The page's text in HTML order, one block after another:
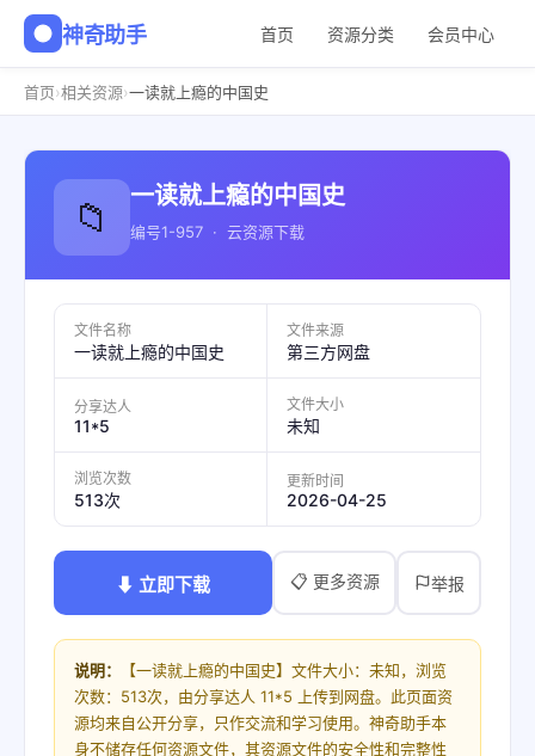
神奇助手 首页 资源分类 会员中心
首页›相关资源›一读就上瘾的中国史
📁 一读就上瘾的中国史
编号1-957 · 云资源下载
文件名称
一读就上瘾的中国史
文件来源
第三方网盘
分享达人
11*5
文件大小
未知
浏览次数
513次
更新时间
2026-04-25
⬇ 立即下载 📋 更多资源 举报
说明：
【一读就上瘾的中国史】文件大小：未知，浏览
次数：513次，由分享达人 11*5 上传到网盘。此页面资
源均来自公开分享，只作交流和学习使用。神奇助手本
身不储存任何资源文件，其资源文件的安全性和完整性